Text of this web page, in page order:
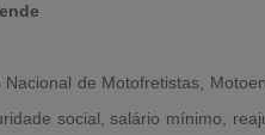
de Motofretistas,
social, salário mínimo,